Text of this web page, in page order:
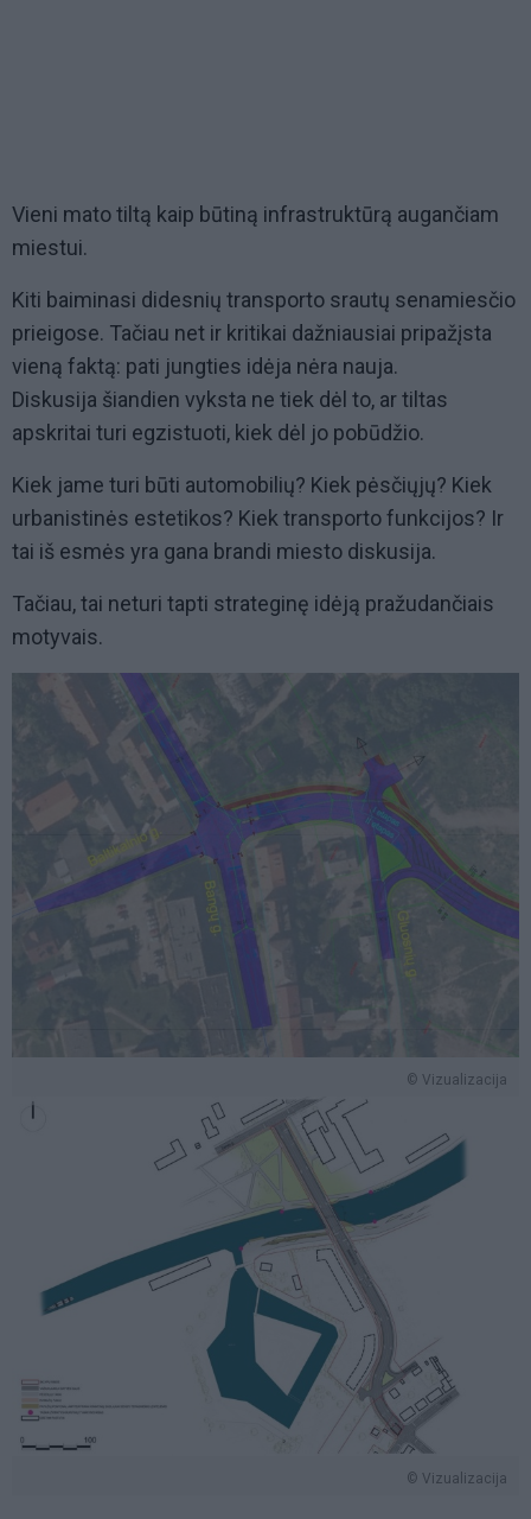
Vieni mato tiltą kaip būtiną infrastruktūrą augančiam
miestui.
Kiti baiminasi didesnių transporto srautų senamiesčio
prieigose. Tačiau net ir kritikai dažniausiai pripažįsta
vieną faktą: pati jungties idėja nėra nauja.
Diskusija šiandien vyksta ne tiek dėl to, ar tiltas
apskritai turi egzistuoti, kiek dėl jo pobūdžio.
Kiek jame turi būti automobilių? Kiek pėsčiųjų? Kiek
urbanistinės estetikos? Kiek transporto funkcijos? Ir
tai iš esmės yra gana brandi miesto diskusija.
Tačiau, tai neturi tapti strateginę idėją pražudančiais
motyvais.
© Vizualizacija
© Vizualizacija